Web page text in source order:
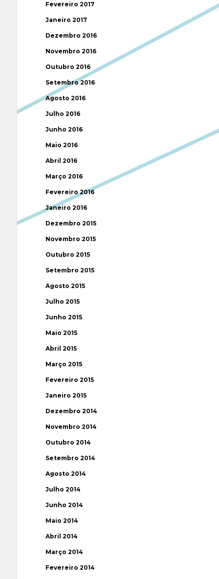
Fevereiro 2017
Janeiro 2017
Dezembro 2016
Novembro 2016
Outubro 2016
Setembro 2016
Agosto 2016
Julho 2016
Junho 2016
Maio 2016
Abril 2016
Março 2016
Fevereiro 2016
Janeiro 2016
Dezembro 2015
Novembro 2015
Outubro 2015
Setembro 2015
Agosto 2015
Julho 2015
Junho 2015
Maio 2015
Abril 2015
Março 2015
Fevereiro 2015
Janeiro 2015
Dezembro 2014
Novembro 2014
Outubro 2014
Setembro 2014
Agosto 2014
Julho 2014
Junho 2014
Maio 2014
Abril 2014
Março 2014
Fevereiro 2014